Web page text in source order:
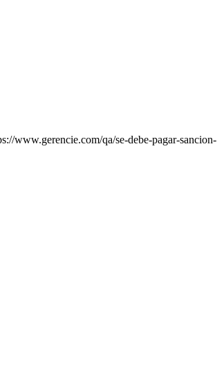
www.gerencie.com/qa/se-debe-pagar-sancion-